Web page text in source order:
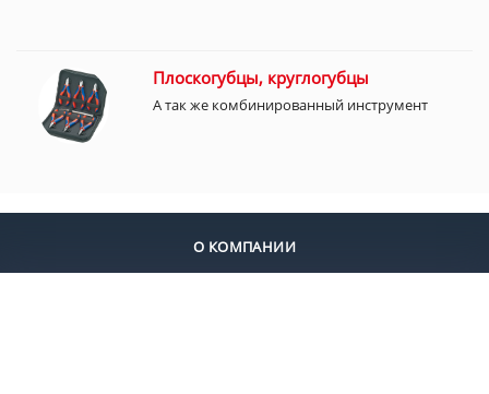
Плоскогубцы, круглогубцы
А так же комбинированный инструмент
О КОМПАНИИ
ДОСТАВКА